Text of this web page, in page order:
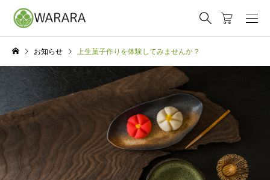
お知らせ 上生菓子作りを体験してみませんか？